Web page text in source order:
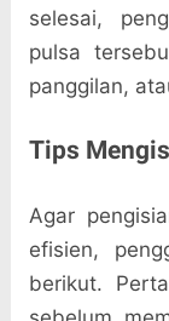
selesai,
pulsa
panggilan,
Tips
Agar
efisien,
berikut.